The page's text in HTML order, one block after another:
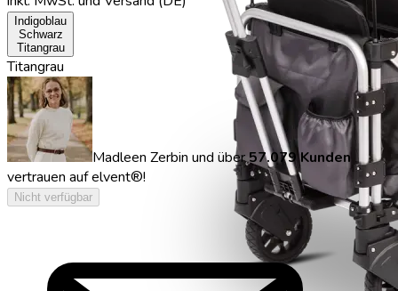
Indigoblau
Schwarz
Titangrau
Titangrau
Madleen Zerbin und über57.079 Kunden
vertrauen auf elvent®!
Nicht verfügbar